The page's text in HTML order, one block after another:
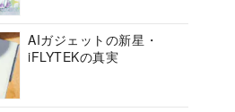
AIガジェットの新星・
iFLYTEKの真実